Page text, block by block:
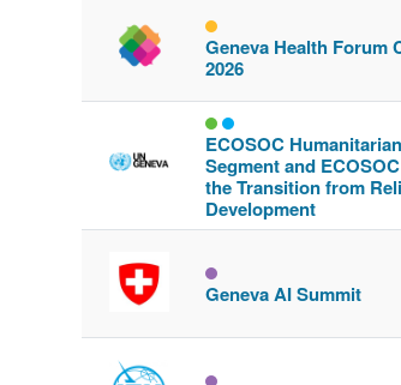
Geneva Health Forum
2026
ECOSOC
Segment and
the Transition from
Development
Geneva AI Summit